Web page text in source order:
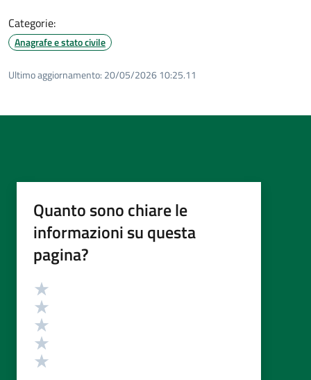
Categorie:
Anagrafe e stato civile
Ultimo aggiornamento: 20/05/2026 10:25.11
Quanto sono chiare le
informazioni su questa
pagina?
Valutazione